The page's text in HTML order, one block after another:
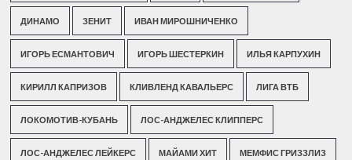
ДИНАМО ЗЕНИТ ИВАН МИРОШНИЧЕНКО
ИГОРЬ ЕСМАНТОВИЧ ИГОРЬ ШЕСТЕРКИН ИЛЬЯ КАРПУХИН
КИРИЛЛ КАПРИЗОВ КЛИВЛЕНД КАВАЛЬЕРС ЛИГА ВТБ
ЛОКОМОТИВ-КУБАНЬ ЛОС-АНДЖЕЛЕС КЛИППЕРС
ЛОС-АНДЖЕЛЕС ЛЕЙКЕРС МАЙАМИ ХИТ МЕМФИС ГРИЗЗЛИЗ